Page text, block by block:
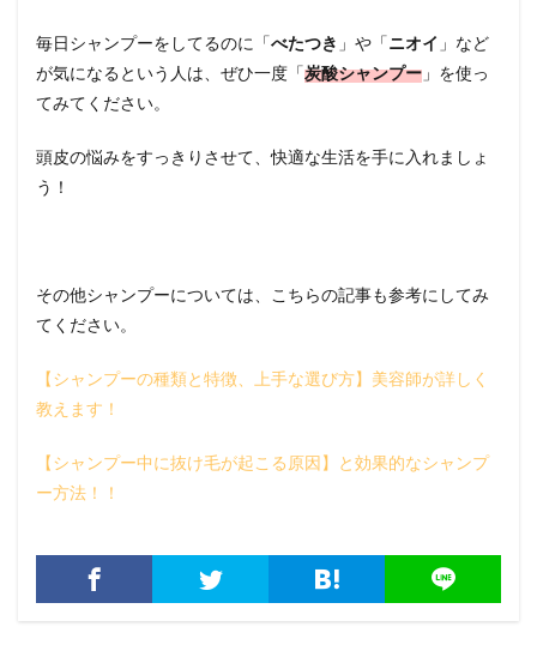
毎日シャンプーをしてるのに「べたつき 」や「ニオイ 」など
が気になるという人は、ぜひ一度「炭酸シャンプー 」を使っ
てみてください。
頭皮の悩みをすっきりさせて、快適な生活を手に入れましょ
う！
その他シャンプーについては、こちらの記事も参考にしてみ
てください。
【シャンプーの種類と特徴、上手な選び方】美容師が詳しく
教えます！
【シャンプー中に抜け毛が起こる原因】と効果的なシャンプ
ー方法！！